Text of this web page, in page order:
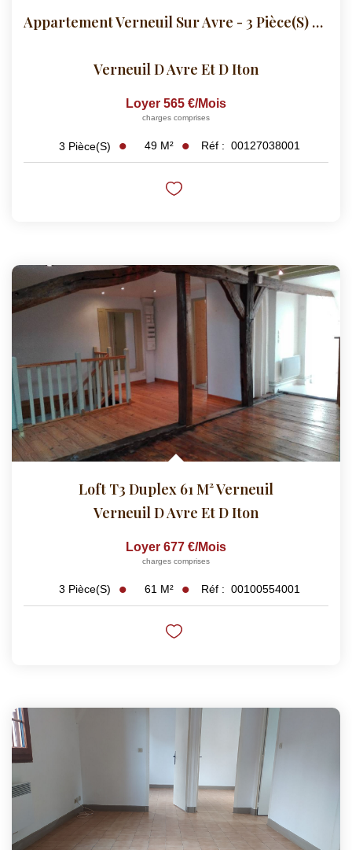
Appartement Verneuil Sur Avre - 3 Pièce(s) - 49.34 M2
Verneuil D Avre Et D Iton
Loyer 565 €/mois
charges comprises
3 Pièce(s) 49 M² Réf : 00127038001
Loft T3 Duplex 61 M² Verneuil
Verneuil D Avre Et D Iton
Loyer 677 €/mois
charges comprises
3 Pièce(s) 61 M² Réf : 00100554001